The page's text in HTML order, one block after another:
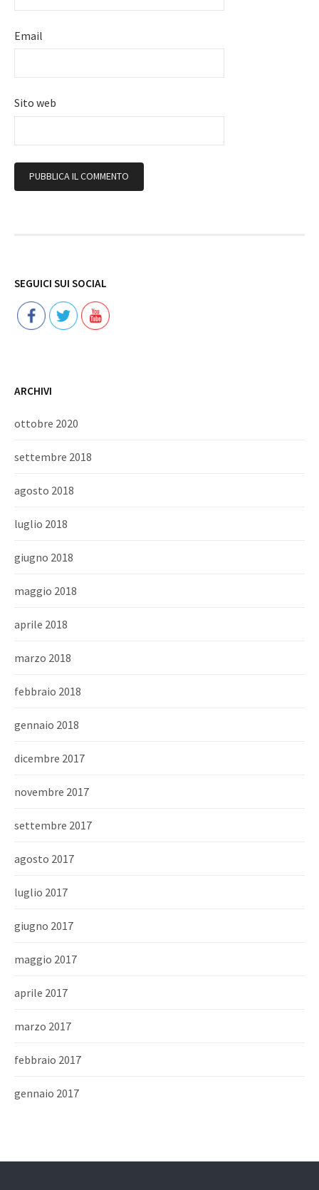
Email
Sito web
SEGUICI SUI SOCIAL
ARCHIVI
ottobre 2020
settembre 2018
agosto 2018
luglio 2018
giugno 2018
maggio 2018
aprile 2018
marzo 2018
febbraio 2018
gennaio 2018
dicembre 2017
novembre 2017
settembre 2017
agosto 2017
luglio 2017
giugno 2017
maggio 2017
aprile 2017
marzo 2017
febbraio 2017
gennaio 2017